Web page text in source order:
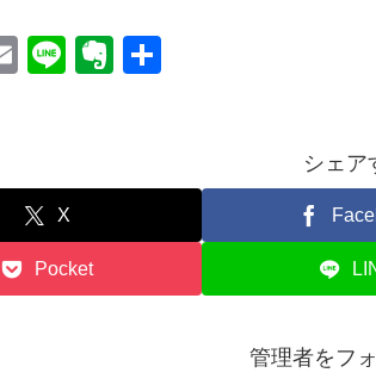
E
Li
E
e
シェア
X
Pocket
管理者をフ